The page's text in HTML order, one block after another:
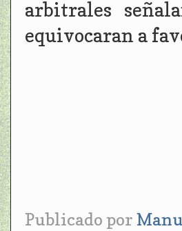
arbitrales
equivocaran a
Publicado por